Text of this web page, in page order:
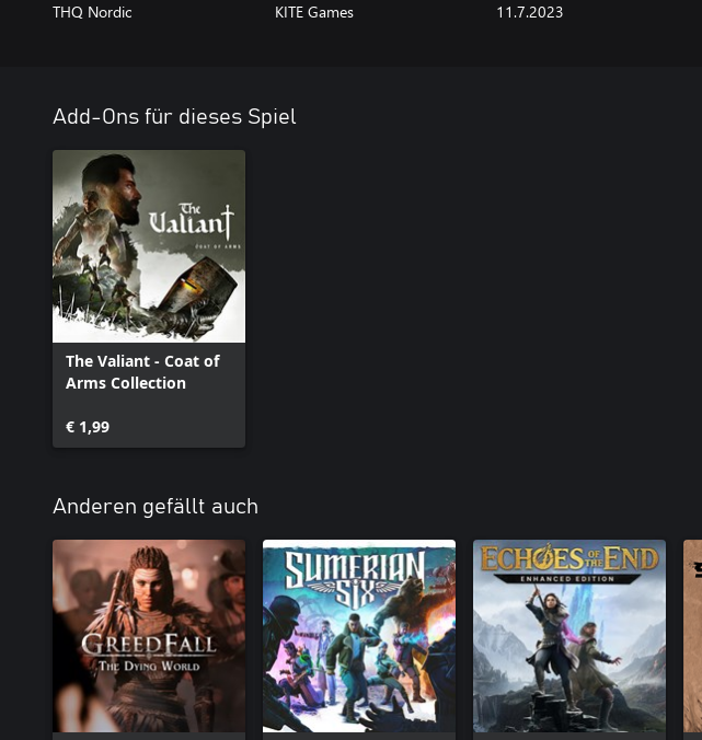
THQ Nordic KITE Games 11.7.2023
Add-Ons für dieses Spiel
The Valiant - Coat of
Arms Collection
€ 1,99
Anderen gefällt auch